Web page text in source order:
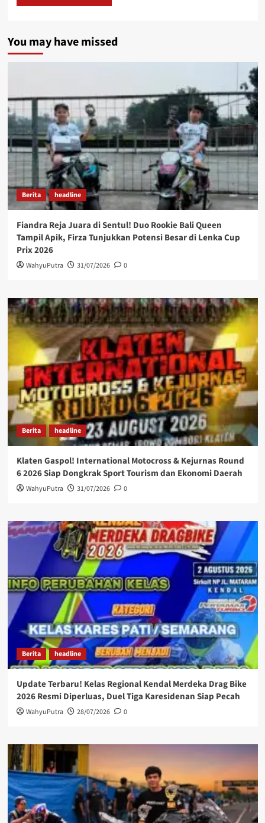
You may have missed
Berita headline
Fiandra Reja Juara di Sentul! Duo Rookie Bali Queen
Tampil Apik, Firza Tunjukkan Potensi Besar di Lenka Cup
Prix 2026
WahyuPutra 31/07/2026 0
Berita headline
Klaten Gaspol! International Motocross & Kejurnas Round
6 2026 Siap Dongkrak Sport Tourism dan Ekonomi Daerah
WahyuPutra 31/07/2026 0
Berita headline
Update Terbaru! Kelas Regional Kendal Merdeka Drag Bike
2026 Resmi Diperluas, Duel Tiga Karesidenan Siap Pecah
WahyuPutra 28/07/2026 0